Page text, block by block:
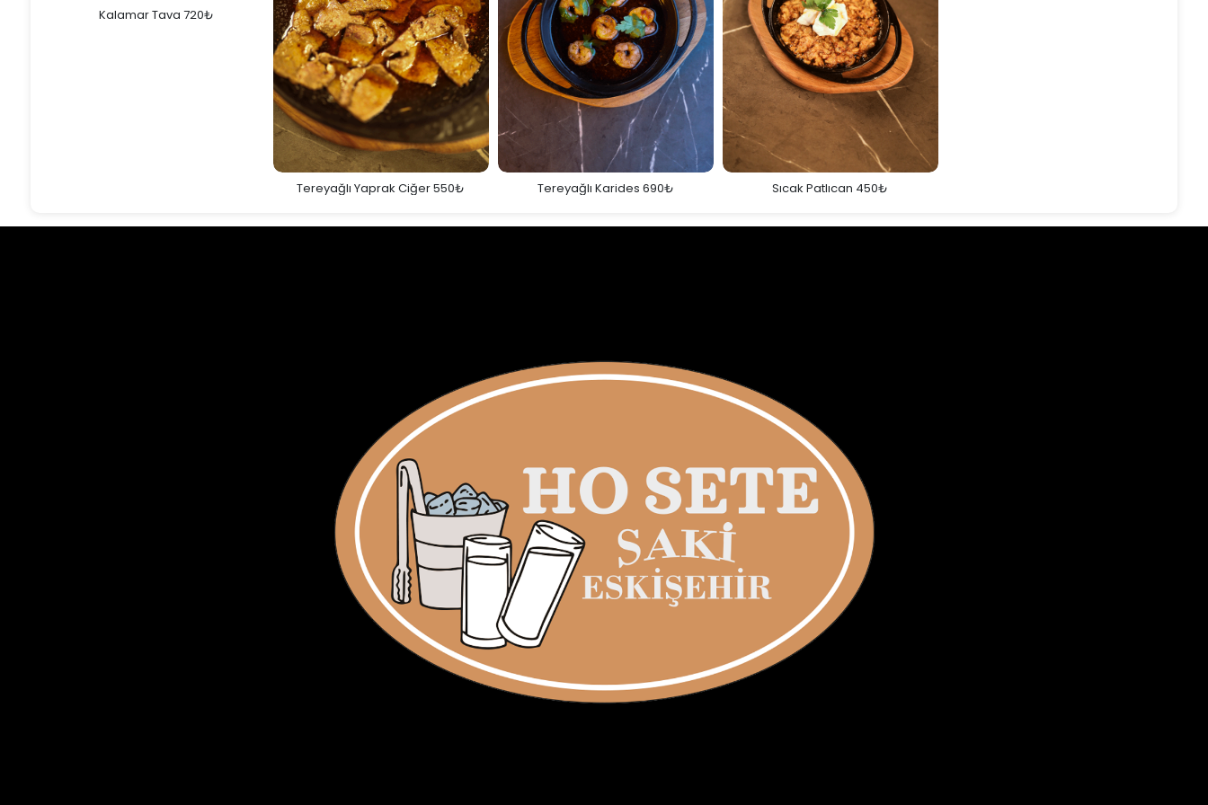
Kalamar Tava 720₺
Tereyağlı Yaprak Ciğer 550₺ Tereyağlı Karides 690₺ Sıcak Patlıcan 450₺